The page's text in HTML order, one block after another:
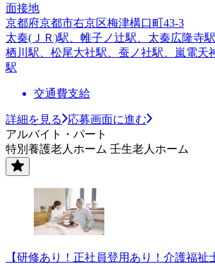
面接地
京都府京都市右京区梅津構口町43-3
太秦(ＪＲ)駅、帷子ノ辻駅、太秦広隆寺
栖川駅、松尾大社駅、蚕ノ社駅、嵐電天
駅
交通費支給
詳細を見る
応募画面に進む
アルバイト・パート
特別養護老人ホーム 壬生老人ホーム
【研修あり！正社員登用あり！介護福祉